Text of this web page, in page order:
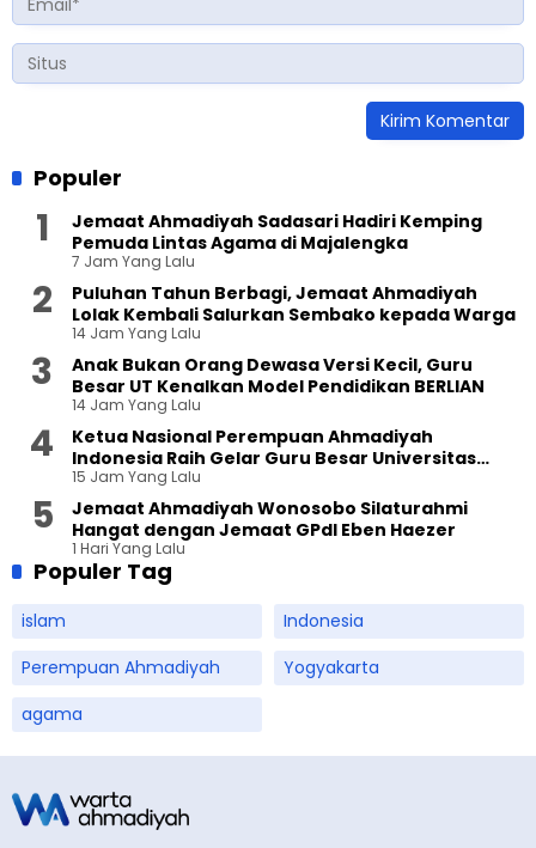
Populer
Jemaat Ahmadiyah Sadasari Hadiri Kemping
Pemuda Lintas Agama di Majalengka
7 Jam Yang Lalu
Puluhan Tahun Berbagi, Jemaat Ahmadiyah
Lolak Kembali Salurkan Sembako kepada Warga
14 Jam Yang Lalu
Anak Bukan Orang Dewasa Versi Kecil, Guru
Besar UT Kenalkan Model Pendidikan BERLIAN
14 Jam Yang Lalu
Ketua Nasional Perempuan Ahmadiyah
Indonesia Raih Gelar Guru Besar Universitas
Terbuka
15 Jam Yang Lalu
Jemaat Ahmadiyah Wonosobo Silaturahmi
Hangat dengan Jemaat GPdI Eben Haezer
1 Hari Yang Lalu
Populer Tag
islam
Indonesia
Perempuan Ahmadiyah
Yogyakarta
agama